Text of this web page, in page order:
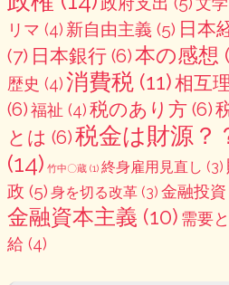
リマ (4) 新自由主義 (5) 日本
(7) 日本銀行(6)本の感想
歴史 (4)消費税(11)相互
(6)福祉 (4)税のあり方(6)
とは (6)税金は財源？
(14) 竹中〇蔵(1) 終身雇用見直し (3)
政 (5) 身を切る改革(3) 金融投資
金融資本主義 (10) 需要
給 (4)